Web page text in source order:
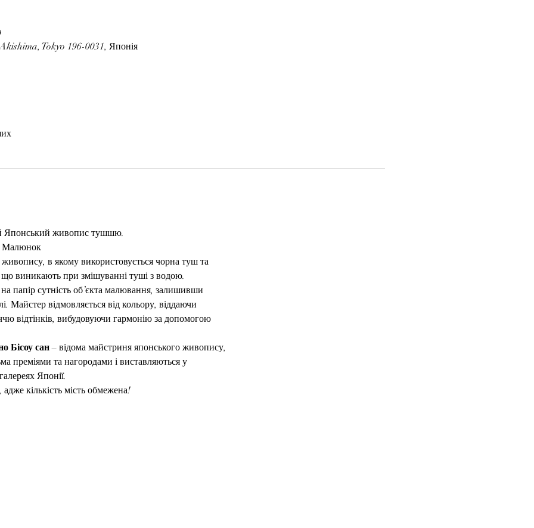
Tokyo 196-0031, Японія
Японський живопис тушшю.
в якому використовується чорна туш та
що виникають при змішуванні туші з водою.
папір сутність об’єкта малювання, залишивши
Майстер відмовляється від кольору, віддаючи
відтінків, вибудовуючи гармонію за допомогою
Бісоу сан – відома майстриня японського живопису,
преміями та нагородами і виставляються у
Японії.
кількість мість обмежена!